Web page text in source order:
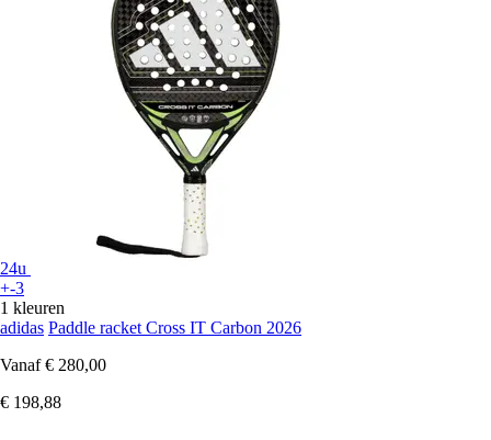
24u
+-3
1 kleuren
adidas Paddle racket Cross IT Carbon 2026
Vanaf € 280,00
€ 198,88